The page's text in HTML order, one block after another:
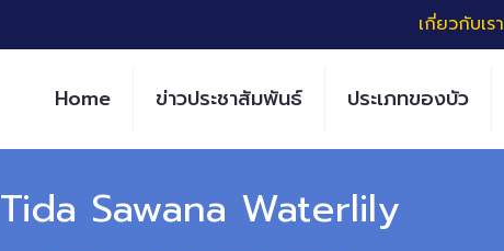
เกี่ยวกับเรา
Home ข่าวประชาสัมพันธ์ ประเภทของบัว
Tida Sawana Waterlily